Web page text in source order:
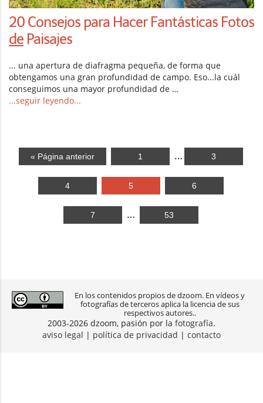
20 Consejos para Hacer Fantásticas Fotos
de Paisajes
... una apertura de diafragma pequeña, de forma que
obtengamos una gran profundidad de campo. Eso...la cuál
conseguimos una mayor profundidad de …
...seguir leyendo...
« Página anterior 1 … 3
4 5 6
7 … 53
En los contenidos propios de dzoom. En vídeos y
fotografías de terceros aplica la licencia de sus
respectivos autores..
2003-2026 dzoom, pasión por la fotografía.
aviso legal | política de privacidad | contacto